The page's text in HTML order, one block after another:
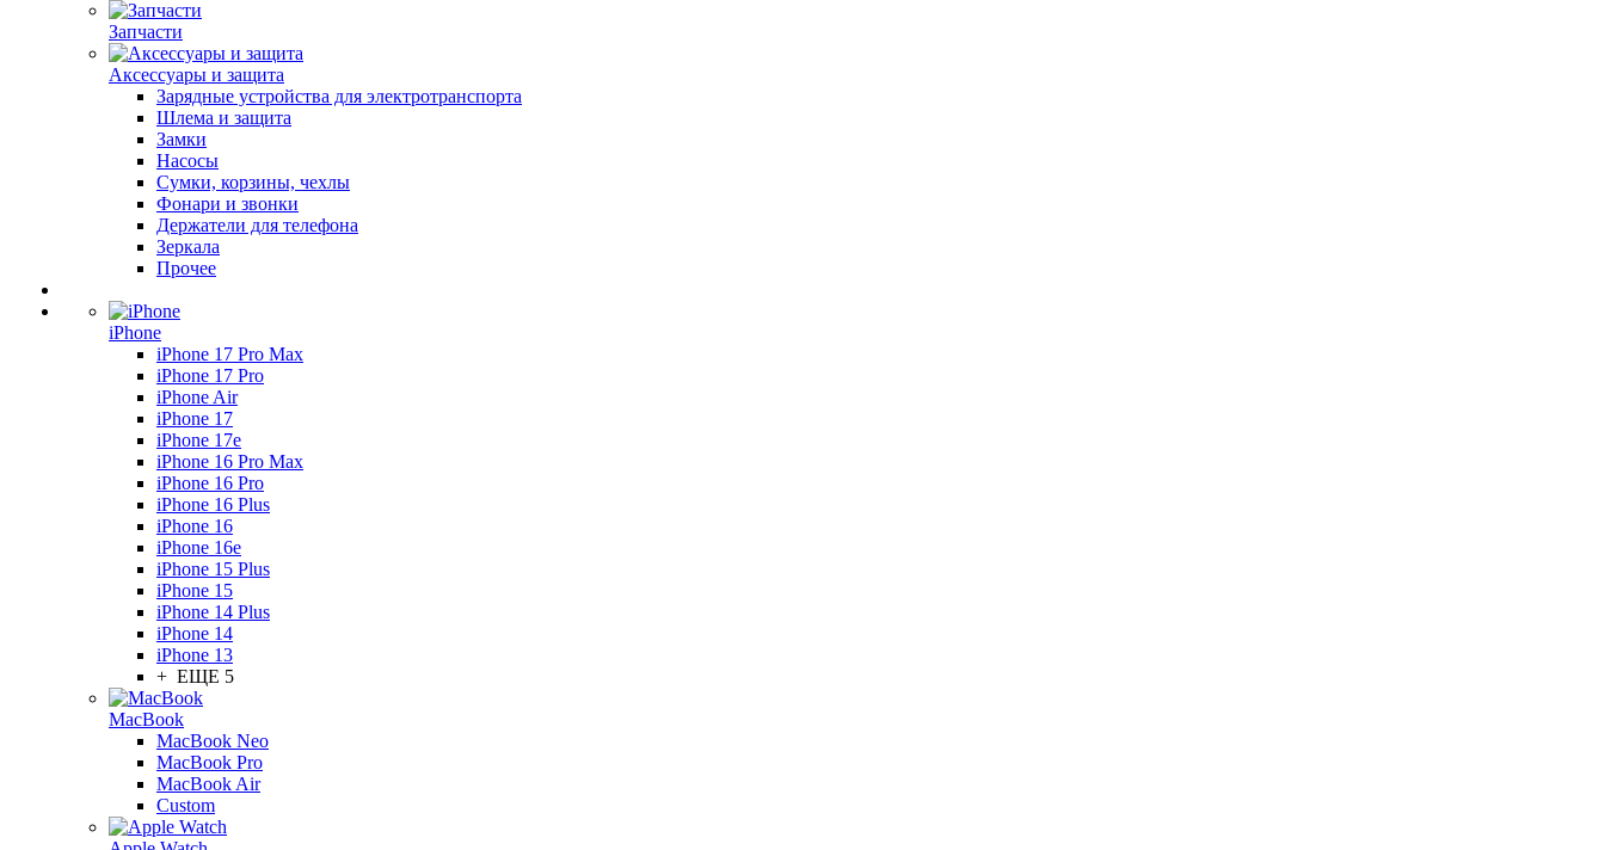
Запчасти
Аксессуары и защита
Зарядные устройства для электротранспорта
Шлема и защита
Замки
Насосы
Сумки, корзины, чехлы
Фонари и звонки
Держатели для телефона
Зеркала
Прочее
iPhone
iPhone 17 Pro Max
iPhone 17 Pro
iPhone Air
iPhone 17
iPhone 17e
iPhone 16 Pro Max
iPhone 16 Pro
iPhone 16 Plus
iPhone 16
iPhone 16e
iPhone 15 Plus
iPhone 15
iPhone 14 Plus
iPhone 14
iPhone 13
+ ЕЩЕ 5
MacBook
MacBook Neo
MacBook Pro
MacBook Air
Custom